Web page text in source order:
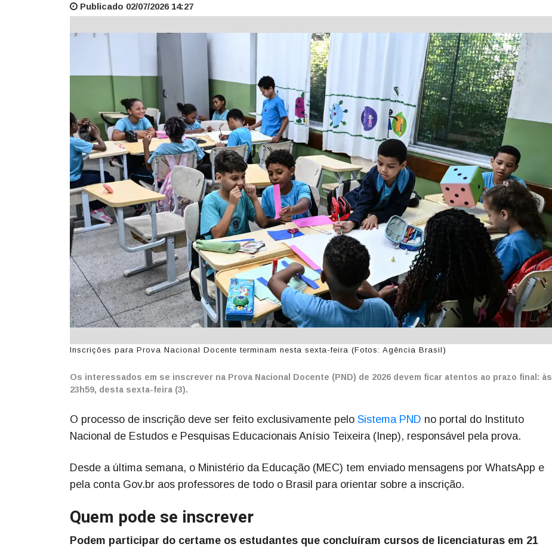
Publicado 02/07/2026 14:27
Inscrições para Prova Nacional Docente terminam nesta sexta-feira (Fotos: Agência Brasil)
Os interessados em se inscrever na Prova Nacional Docente (PND) de 2026 devem ficar atentos ao prazo final: às
23h59, desta sexta-feira (3).
O processo de inscrição deve ser feito exclusivamente pelo Sistema PND no portal do Instituto
Nacional de Estudos e Pesquisas Educacionais Anísio Teixeira (Inep), responsável pela prova.
Desde a última semana, o Ministério da Educação (MEC) tem enviado mensagens por WhatsApp e
pela conta Gov.br aos professores de todo o Brasil para orientar sobre a inscrição.
Quem pode se inscrever
Podem participar do certame os estudantes que concluíram cursos de licenciaturas em 21